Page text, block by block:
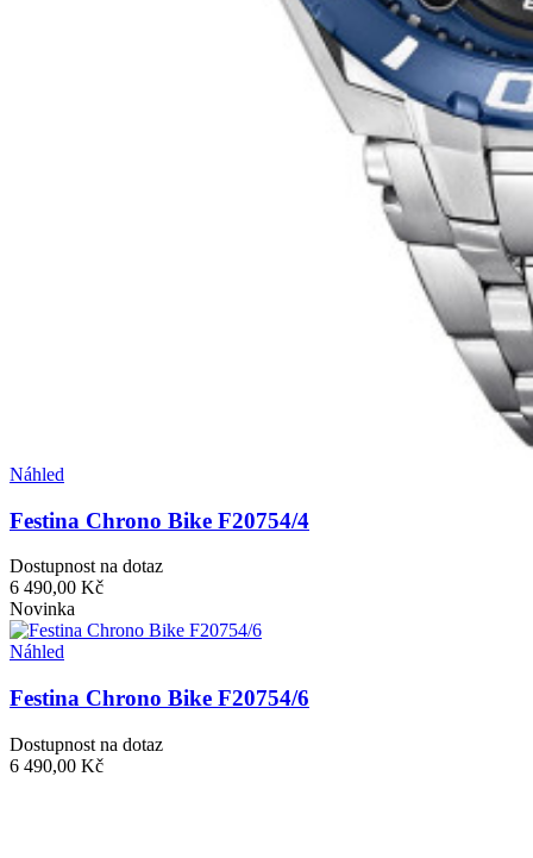
Náhled
Festina Chrono Bike F20754/4
Dostupnost na dotaz
6 490,00 Kč
Novinka
Náhled
Festina Chrono Bike F20754/6
Dostupnost na dotaz
6 490,00 Kč